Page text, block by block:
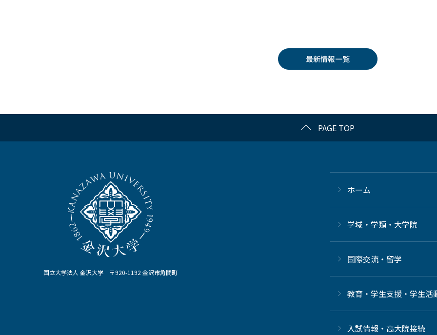
最新情報一覧
PAGE TOP
国立大学法人 金沢大学 〒920-1192 金沢市角間町
ホーム
学域・学類・大学院
国際交流・留学
教育・学生支援・学生活
⼊試情報・高大院接続